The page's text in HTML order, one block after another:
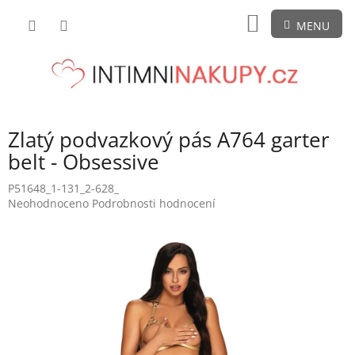
NÁKUPNÍ
KOŠÍK
Zlatý podvazkový pás A764 garter
belt - Obsessive
P51648_1-131_2-628_
Průměrné
Neohodnoceno Podrobnosti hodnocení